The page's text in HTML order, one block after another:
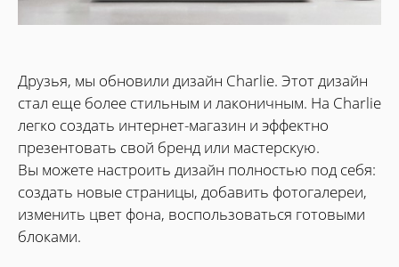
Друзья, мы обновили дизайн Charlie. Этот дизайн
стал еще более стильным и лаконичным. На Charlie
легко создать интернет-магазин и эффектно
презентовать свой бренд или мастерскую.
Вы можете настроить дизайн полностью под себя:
создать новые страницы, добавить фотогалереи,
изменить цвет фона, воспользоваться готовыми
блоками.